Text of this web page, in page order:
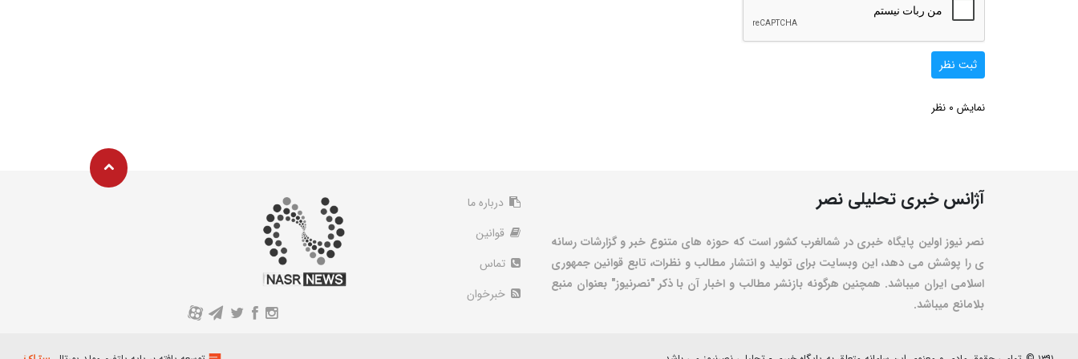
ثبت نظر
نمایش 0 نظر
آژانس خبری تحلیلی نصر
نصر نیوز اولین پایگاه خبری در شمالغرب کشور است که حوزه های متنوع خبر و گزارشات رسانه
ی را پوشش می دهد، این وبسایت برای تولید و انتشار مطالب و نظرات، تابع قوانین جمهوری
اسلامی ایران میباشد. همچنین هرگونه بازنشر مطالب و اخبار آن با ذکر "نصرنیوز" بعنوان منبع
بلامانع میباشد.
درباره ما
قوانین
تماس
خبرخوان
A